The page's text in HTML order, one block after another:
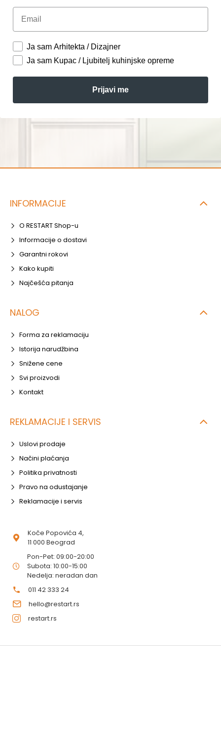
Email
Ja sam Arhitekta / Dizajner
Ja sam Kupac / Ljubitelj kuhinjske opreme
Prijavi me
INFORMACIJE
O RESTART Shop-u
Informacije o dostavi
Garantni rokovi
Kako kupiti
Najčešća pitanja
NALOG
Forma za reklamaciju
Istorija narudžbina
Snižene cene
Svi proizvodi
Kontakt
REKLAMACIJE I SERVIS
Uslovi prodaje
Načini plaćanja
Politika privatnosti
Pravo na odustajanje
Reklamacije i servis
Koče Popovića 4,
11 000 Beograd
Pon-Pet: 09:00-20:00
Subota: 10:00-15:00
Nedelja: neradan dan
011 42 333 24
hello@restart.rs
restart.rs